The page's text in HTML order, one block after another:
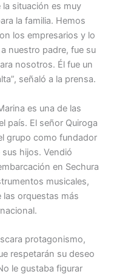
situación es muy
la familia. Hemos
los empresarios y lo
nuestro padre, fue su
nosotros. Él fue un
señaló a la prensa.
es una de las
país. El señor Quiroga
grupo como fundador
hijos. Vendió
en Sechura
musicales,
las orquestas más
protagonismo,
respetarán su deseo
le gustaba figurar